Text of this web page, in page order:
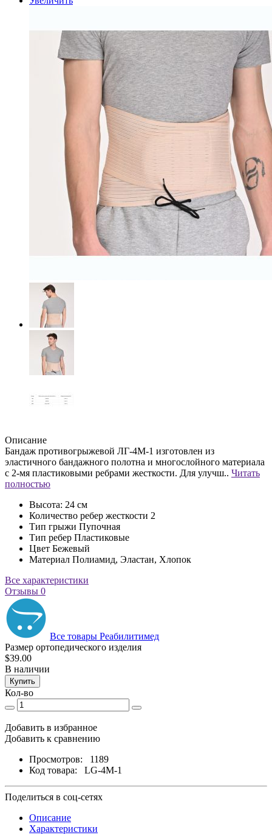
Описание
Бандаж противогрыжевой ЛГ-4М-1 изготовлен из
эластичного бандажного полотна и многослойного материала
с 2-мя пластиковыми ребрами жесткости. Для улучш.. Читать
полностью
Высота: 24 см
Количество ребер жесткости 2
Тип грыжи Пупочная
Тип ребер Пластиковые
Цвет Бежевый
Материал Полиамид, Эластан, Хлопок
Все характеристики
Отзывы 0
Все товары Реабилитимед
Размер ортопедического изделия
$39.00
В наличии
Купить
Кол-во
Добавить в избранное
Добавить к сравнению
Просмотров: 1189
Код товара: LG-4M-1
Поделиться в соц-сетях
Описание
Характеристики